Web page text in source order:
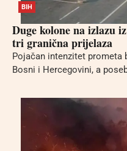
BIH
Duge kolone na izlazu
tri granična prijelaza
Pojačan intenzitet prometa
Bosni i Hercegovini, a